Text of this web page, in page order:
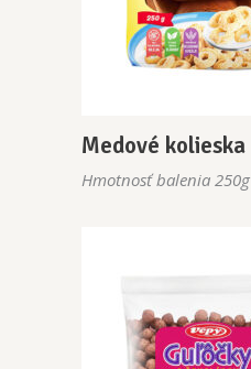
Medové kolieska
Hmotnosť balenia 250g